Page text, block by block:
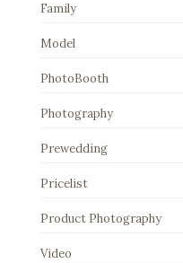
Family
Model
PhotoBooth
Photography
Prewedding
Pricelist
Product Photography
Video